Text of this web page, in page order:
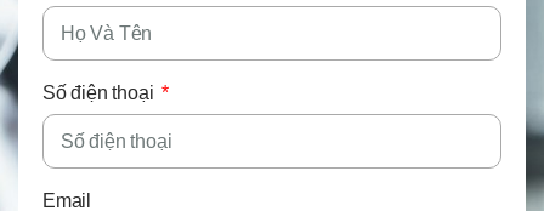
Số điện thoại
Email